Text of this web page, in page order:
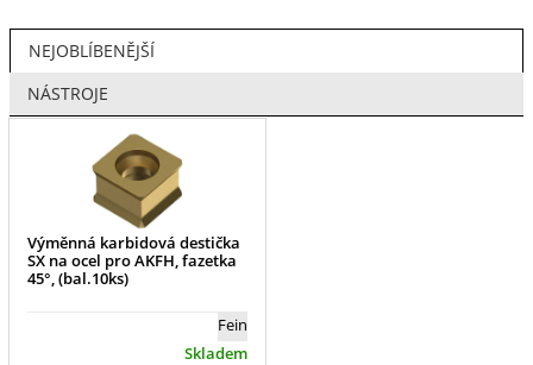
NEJOBLÍBENĚJŠÍ
NÁSTROJE
Výměnná karbidová destička
SX na ocel pro AKFH, fazetka
45°, (bal.10ks)
Fein
Skladem